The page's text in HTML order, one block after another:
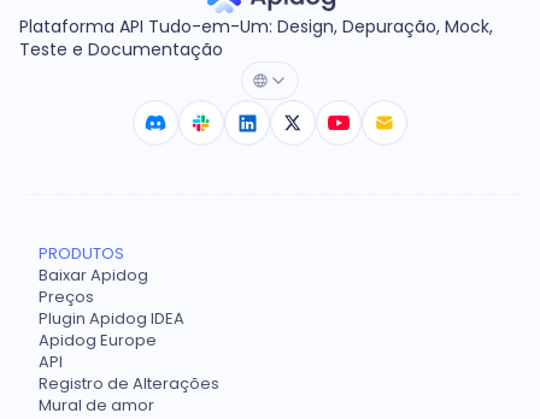
Plataforma API Tudo-em-Um: Design, Depuração, Mock,
Teste e Documentação
PRODUTOS
Baixar Apidog
Preços
Plugin Apidog IDEA
Apidog Europe
API
Registro de Alterações
Mural de amor